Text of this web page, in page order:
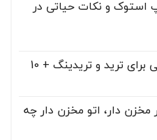
استوک و نکات حیاتی در
بهترین لپ تاپ لمسی برای ترید و تریدینگ + 10
مخزن دار، اتو مخزن دار چه